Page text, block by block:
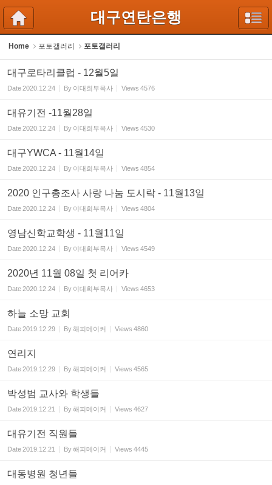
대구연탄은행
Home 포토갤러리 포토갤러리
대구로타리클럽 - 12월5일
Date2020.12.24 By 이대희부목사 Views 4576
대유기전 -11월28일
Date2020.12.24 By 이대희부목사 Views 4530
대구YWCA - 11월14일
Date2020.12.24 By 이대희부목사 Views 4854
2020 인구총조사 사랑 나눔 도시락 - 11월13일
Date2020.12.24 By 이대희부목사 Views 4804
영남신학교학생 - 11월11일
Date2020.12.24 By 이대희부목사 Views 4549
2020년 11월 08일 첫 리어카
Date2020.12.24 By 이대희부목사 Views 4653
하늘 소망 교회
Date2019.12.29 By해피메이커 Views 4860
연리지
Date2019.12.29 By해피메이커 Views 4565
박성범 교사와 학생들
Date2019.12.21 By해피메이커 Views 4627
대유기전 직원들
Date2019.12.21 By해피메이커 Views 4445
대동병원 청년들